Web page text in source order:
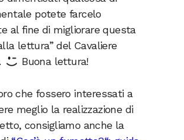
potete farcelo
al fine di migliorare questa
lettura” del Cavaliere
Buona lettura!
che fossero interessati a
meglio la realizzazione di
consigliamo anche la